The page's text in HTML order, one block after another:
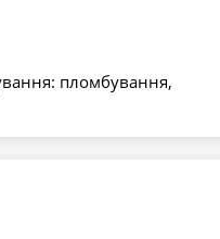
пломбування,